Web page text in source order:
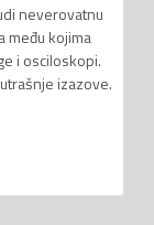
neverovatnu
među kojima
i osciloskopi.
izazove.